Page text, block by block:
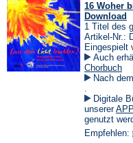
16 Woher
Download
1 Titel des
Artikel-Nr.:
Eingespielt
Auch
Chorbuch
Nach
in
einem
neuen
Tab)
.
Digitale
unsererAPP
genutzt
Empfehlen: